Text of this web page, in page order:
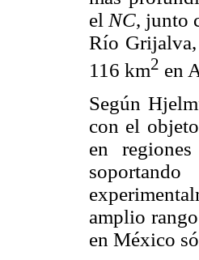
elNC, junto
Río Grijalva,
116 km2 en
Según
con el
en
amplio
en México